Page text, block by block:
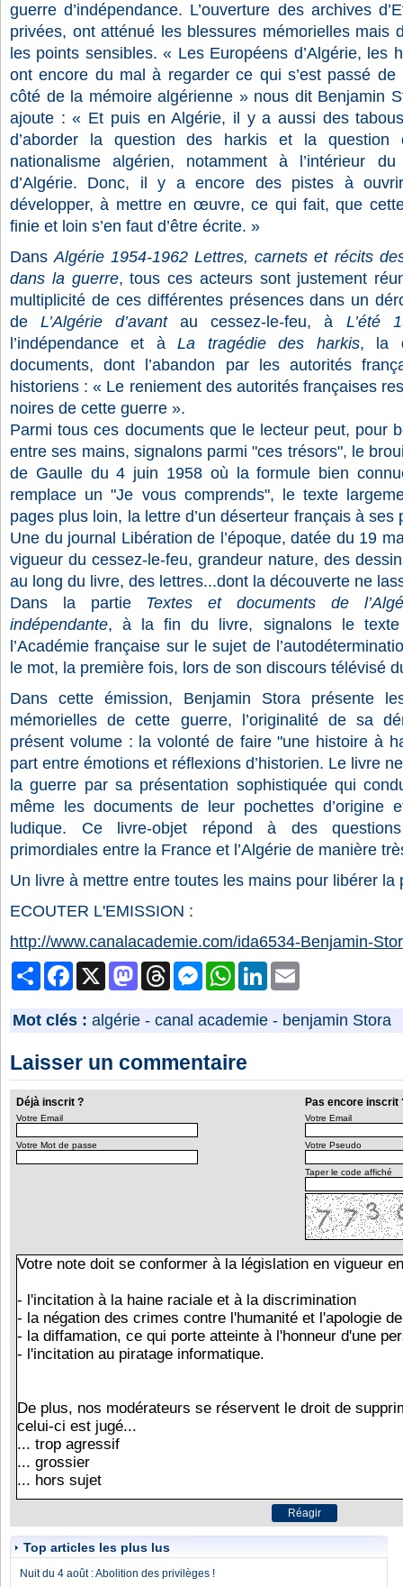
guerre d’indépendance. L’ouverture des archives
privées, ont atténué les blessures mémorielles mais
les points sensibles. « Les Européens d’Algérie, les
ont encore du mal à regarder ce qui s’est passé de
côté de la mémoire algérienne » nous dit Benjamin
ajoute : « Et puis en Algérie, il y a aussi des
d’aborder la question des harkis et la question
nationalisme algérien, notamment à l’intérieur
d’Algérie. Donc, il y a encore des pistes à
développer, à mettre en œuvre, ce qui fait, que
finie et loin s’en faut d’être écrite. »
DansAlgérie 1954-1962 Lettres, carnets et récits
dans la guerre, tous ces acteurs sont justement
multiplicité de ces différentes présences dans un
de L’Algérie d’avantau cessez-le-feu, à L’été
l’indépendance et àLa tragédie des harkis, la
documents, dont l’abandon par les autorités
historiens : « Le reniement des autorités françaises
noires de cette guerre ».
Parmi tous ces documents que le lecteur peut, pour
entre ses mains, signalons parmi "ces trésors", le
de Gaulle du 4 juin 1958 où la formule bien
remplace un "Je vous comprends", le texte
pages plus loin, la lettre d’un déserteur français à
Une du journal Libération de l’époque, datée du 19
vigueur du cessez-le-feu, grandeur nature, des
au long du livre, des lettres...dont la découverte ne
Dans la partie Textes et documents de
indépendante, à la fin du livre, signalons le texte
l’Académie française sur le sujet de
le mot, la première fois, lors de son discours télévisé
Dans cette émission, Benjamin Stora présente
mémorielles de cette guerre, l’originalité de sa
présent volume : la volonté de faire "une histoire à
part entre émotions et réflexions d’historien. Le livre
la guerre par sa présentation sophistiquée qui
même les documents de leur pochettes d’origine
ludique. Ce livre-objet répond à des questions
primordiales entre la France et l’Algérie de manière
Un livre à mettre entre toutes les mains pour libérer
ECOUTER L'EMISSION :
http://www.canalacademie.com/ida6534-Benjamin-
PartagerFacebook MastodonThreads MessengerWhatsAppLinkedIn
Mot clés : algérie - canal academie - benjamin Stora
Laisser un commentaire
Déjà inscrit ? Pas encore inscrit
Votre Email
Votre Mot de passe
Votre Email
Votre Pseudo
Taper le code affiché
Top articles les plus lus
Nuit du 4 août : Abolition des privilèges !